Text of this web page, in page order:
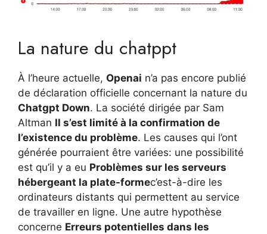
La nature du chatppt
À l’heure actuelle, Openai n’a pas encore publié
de déclaration officielle concernant la nature du
Chatgpt Down. La société dirigée par Sam
Altman Il s’est limité à la confirmation de
l’existence du problème. Les causes qui l’ont
générée pourraient être variées: une possibilité
est qu’il y a eu Problèmes sur les serveurs
hébergeant la plate-formec’est-à-dire les
ordinateurs distants qui permettent au service
de travailler en ligne. Une autre hypothèse
concerne Erreurs potentielles dans les